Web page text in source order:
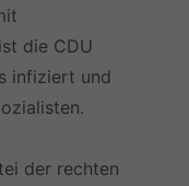
die CDU
infiziert und
der rechten